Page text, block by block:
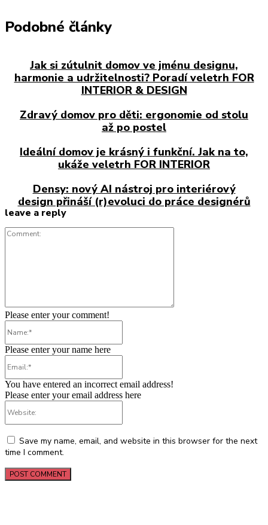
Podobné články
Jak si zútulnit domov ve jménu designu,
harmonie a udržitelnosti? Poradí veletrh FOR
INTERIOR & DESIGN
Zdravý domov pro děti: ergonomie od stolu
až po postel
Ideální domov je krásný i funkční. Jak na to,
ukáže veletrh FOR INTERIOR
Densy: nový AI nástroj pro interiérový
design přináší (r)evoluci do práce designérů
leave a reply
Please enter your comment!
Please enter your name here
You have entered an incorrect email address!
Please enter your email address here
Save my name, email, and website in this browser for the next
time I comment.